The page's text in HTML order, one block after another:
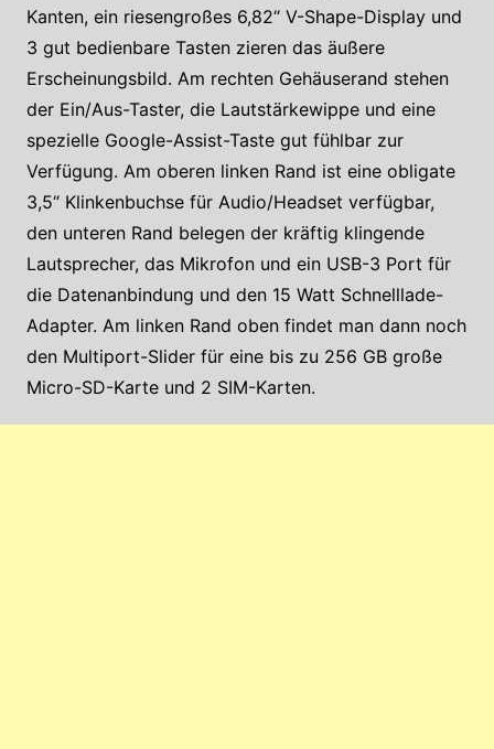
Kanten, ein riesengroßes 6,82“ V-Shape-Display und
3 gut bedienbare Tasten zieren das äußere
Erscheinungsbild. Am rechten Gehäuserand stehen
der Ein/Aus-Taster, die Lautstärkewippe und eine
spezielle Google-Assist-Taste gut fühlbar zur
Verfügung. Am oberen linken Rand ist eine obligate
3,5“ Klinkenbuchse für Audio/Headset verfügbar,
den unteren Rand belegen der kräftig klingende
Lautsprecher, das Mikrofon und ein USB-3 Port für
die Datenanbindung und den 15 Watt Schnelllade-
Adapter. Am linken Rand oben findet man dann noch
den Multiport-Slider für eine bis zu 256 GB große
Micro-SD-Karte und 2 SIM-Karten.